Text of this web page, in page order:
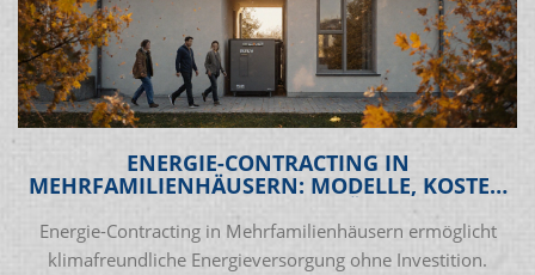
ENERGIE-CONTRACTING IN
MEHRFAMILIENHÄUSERN: MODELLE, KOSTEN
Energie-Contracting in Mehrfamilienhäusern ermöglicht
klimafreundliche Energieversorgung ohne Investition.